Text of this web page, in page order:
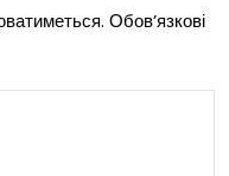
Обов’язкові